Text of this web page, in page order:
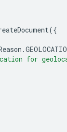
({
.
for